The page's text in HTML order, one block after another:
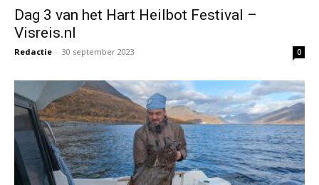
Dag 3 van het Hart Heilbot Festival –
Visreis.nl
Redactie - 30 september 2023 0